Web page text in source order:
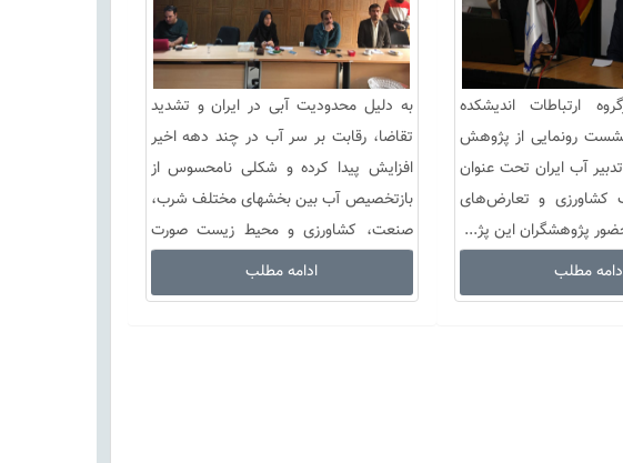
ارتباطات اندیشکده
نشست رونمایی از پژوهش
آب ایران تحت عنوان
کشاورزی و تعارض‌های
پژوهشگران این پژ...
مطلب
به دلیل محدودیت آبی در ایران و تشدید
تقاضا، رقابت بر سر آب در چند دهه اخیر
افزایش پیدا کرده و شکلی نامحسوس از
بازتخصیص آب بین بخشهای مختلف شرب،
صنعت، کشاورزی و محیط زیست صورت
ادامه مطلب